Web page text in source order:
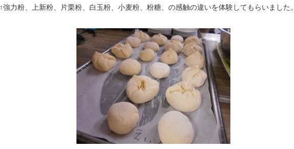
↑強力粉、上新粉、片栗粉、白玉粉、小麦粉、粉糖、の感触の違いを体験してもらいました。